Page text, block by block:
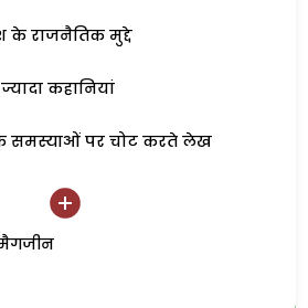
के राजनैतिक मुद्दे
कहानियां
समस्याओं पर चोट करते लेख
मैगजीन